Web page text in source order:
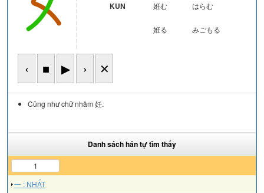
‹ ■ ▶ › ✕
KUN 姙む はらむ
姙る みごもる
Cũng như chữ nhâm 妊.
Danh sách hán tự tìm thấy
1
一 : NHẤT